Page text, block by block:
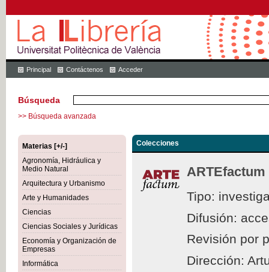
Principal Contáctenos Acceder
Búsqueda
>> Búsqueda avanzada
Materias [+/-]
Agronomía, Hidráulica y
Medio Natural
Arquitectura y Urbanismo
Arte y Humanidades
Ciencias
Ciencias Sociales y Jurídicas
Economía y Organización de
Empresas
Informática
Colecciones
ARTEfactum
Tipo:
Difusión:
Revisión por
Dirección: